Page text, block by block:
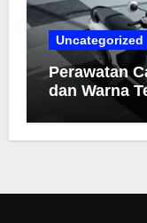
Uncategorized
Perawatan
dan Warna